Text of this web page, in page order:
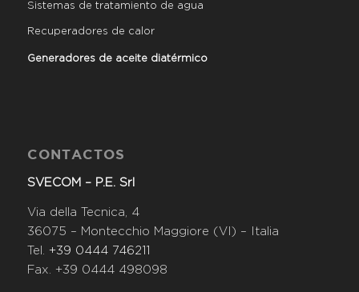
Sistemas de tratamiento de agua
Recuperadores de calor
Generadores de aceite diatérmico
CONTACTOS
SVECOM – P.E. Srl
Via della Tecnica, 4
36075 – Montecchio Maggiore (VI) – Italia
Tel. +39 0444 746211
Fax. +39 0444 498098